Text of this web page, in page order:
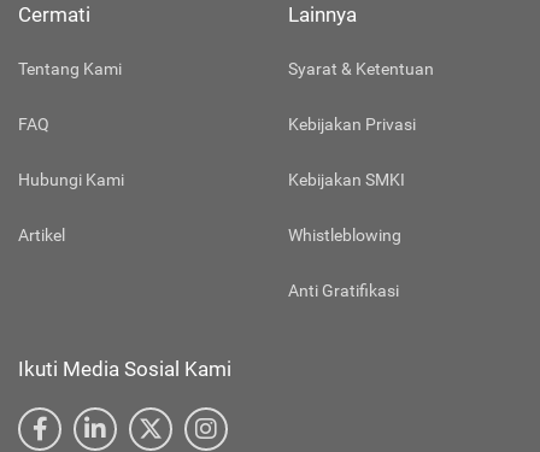
Cermati
Tentang Kami
FAQ
Hubungi Kami
Artikel
Lainnya
Syarat & Ketentuan
Kebijakan Privasi
Kebijakan SMKI
Whistleblowing
Anti Gratifikasi
Ikuti Media Sosial Kami